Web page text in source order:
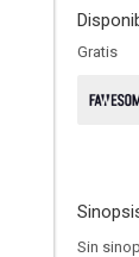
Gratis
Sin